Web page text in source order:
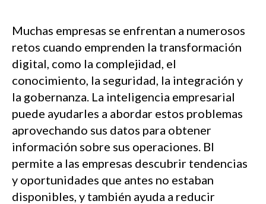
Muchas empresas se enfrentan a numerosos
retos cuando emprenden la transformación
digital, como la complejidad, el
conocimiento, la seguridad, la integración y
la gobernanza. La inteligencia empresarial
puede ayudarles a abordar estos problemas
aprovechando sus datos para obtener
información sobre sus operaciones. BI
permite a las empresas descubrir tendencias
y oportunidades que antes no estaban
disponibles, y también ayuda a reducir